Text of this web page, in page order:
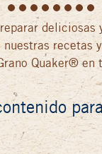
deliciosas
recetas
Quaker® en